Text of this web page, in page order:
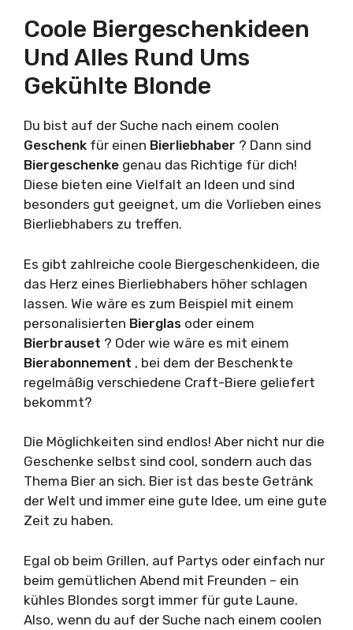
Coole Biergeschenkideen
Und Alles Rund Ums
Gekühlte Blonde
Du bist auf der Suche nach einem coolen
Geschenk für einen Bierliebhaber ? Dann sind
Biergeschenke genau das Richtige für dich!
Diese bieten eine Vielfalt an Ideen und sind
besonders gut geeignet, um die Vorlieben eines
Bierliebhabers zu treffen.
Es gibt zahlreiche coole Biergeschenkideen, die
das Herz eines Bierliebhabers höher schlagen
lassen. Wie wäre es zum Beispiel mit einem
personalisierten Bierglas oder einem
Bierbrauset ? Oder wie wäre es mit einem
Bierabonnement , bei dem der Beschenkte
regelmäßig verschiedene Craft-Biere geliefert
bekommt?
Die Möglichkeiten sind endlos! Aber nicht nur die
Geschenke selbst sind cool, sondern auch das
Thema Bier an sich. Bier ist das beste Getränk
der Welt und immer eine gute Idee, um eine gute
Zeit zu haben.
Egal ob beim Grillen, auf Partys oder einfach nur
beim gemütlichen Abend mit Freunden – ein
kühles Blondes sorgt immer für gute Laune.
Also, wenn du auf der Suche nach einem coolen